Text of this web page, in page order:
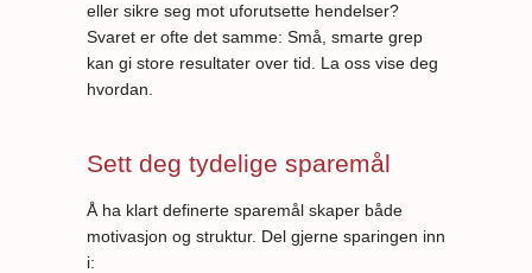
eller sikre seg mot uforutsette hendelser?
Svaret er ofte det samme: Små, smarte grep
kan gi store resultater over tid. La oss vise deg
hvordan.
Sett deg tydelige sparemål
Å ha klart definerte sparemål skaper både
motivasjon og struktur. Del gjerne sparingen inn
i: